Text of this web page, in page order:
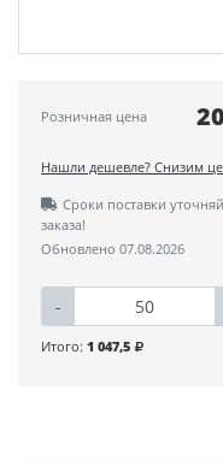
Розничная цена
Нашли дешевле? Снизим
Сроки поставки
заказа!
Обновлено 07.08.2026
-
Итого: 1 047,5